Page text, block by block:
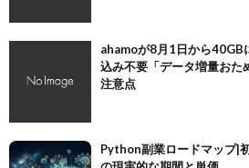
ahamoが8月1日から40GB
込み不要「データ増量おた
注意点
Python副業ロードマップ|